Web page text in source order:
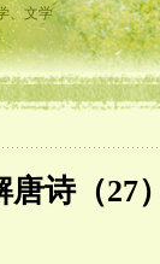
、文学
唐诗（27